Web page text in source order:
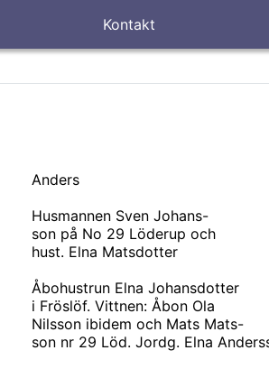
Kontakt
Anders
Husmannen Sven Johans-
son på No 29 Löderup och
hust. Elna Matsdotter
Åbohustrun Elna Johansdotter
i Fröslöf. Vittnen: Åbon Ola
Nilsson ibidem och Mats Mats-
son nr 29 Löd. Jordg. Elna